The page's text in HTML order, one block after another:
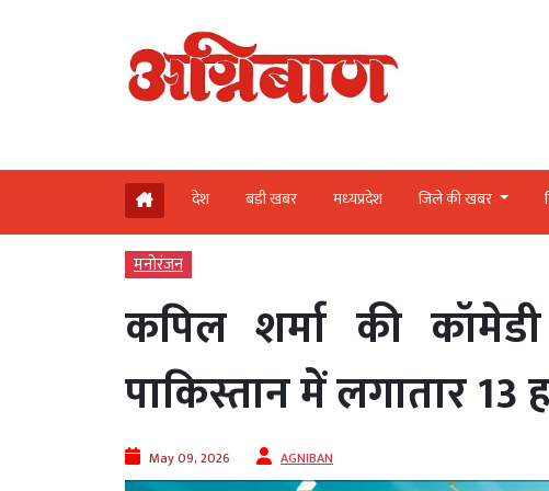
देश बड़ी खबर मध्‍यप्रदेश जिले की खबर
मनोरंजन
कपिल शर्मा की
पाकिस्तान में लगातार 13
May 09, 2026 AGNIBAN